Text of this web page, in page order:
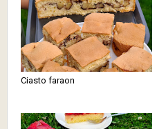
Ciasto faraon